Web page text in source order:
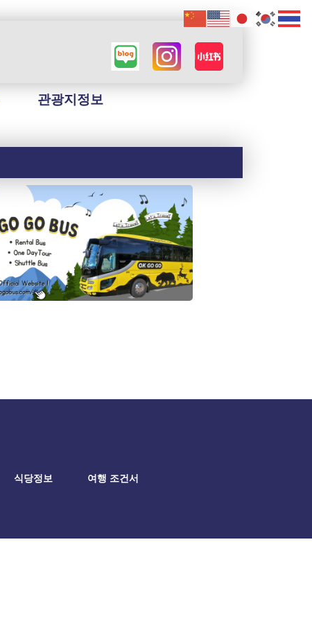
관광지정보
식당정보 여행 조건서